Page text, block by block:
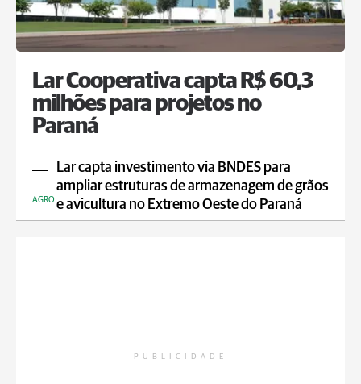
Lar Cooperativa capta R$ 60,3
milhões para projetos no
Paraná
Lar capta investimento via BNDES para
ampliar estruturas de armazenagem de grãos
e avicultura no Extremo Oeste do Paraná
AGRO
PUBLICIDADE